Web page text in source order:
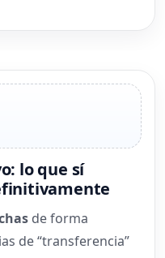
lo que sí
de forma
de “transferencia”